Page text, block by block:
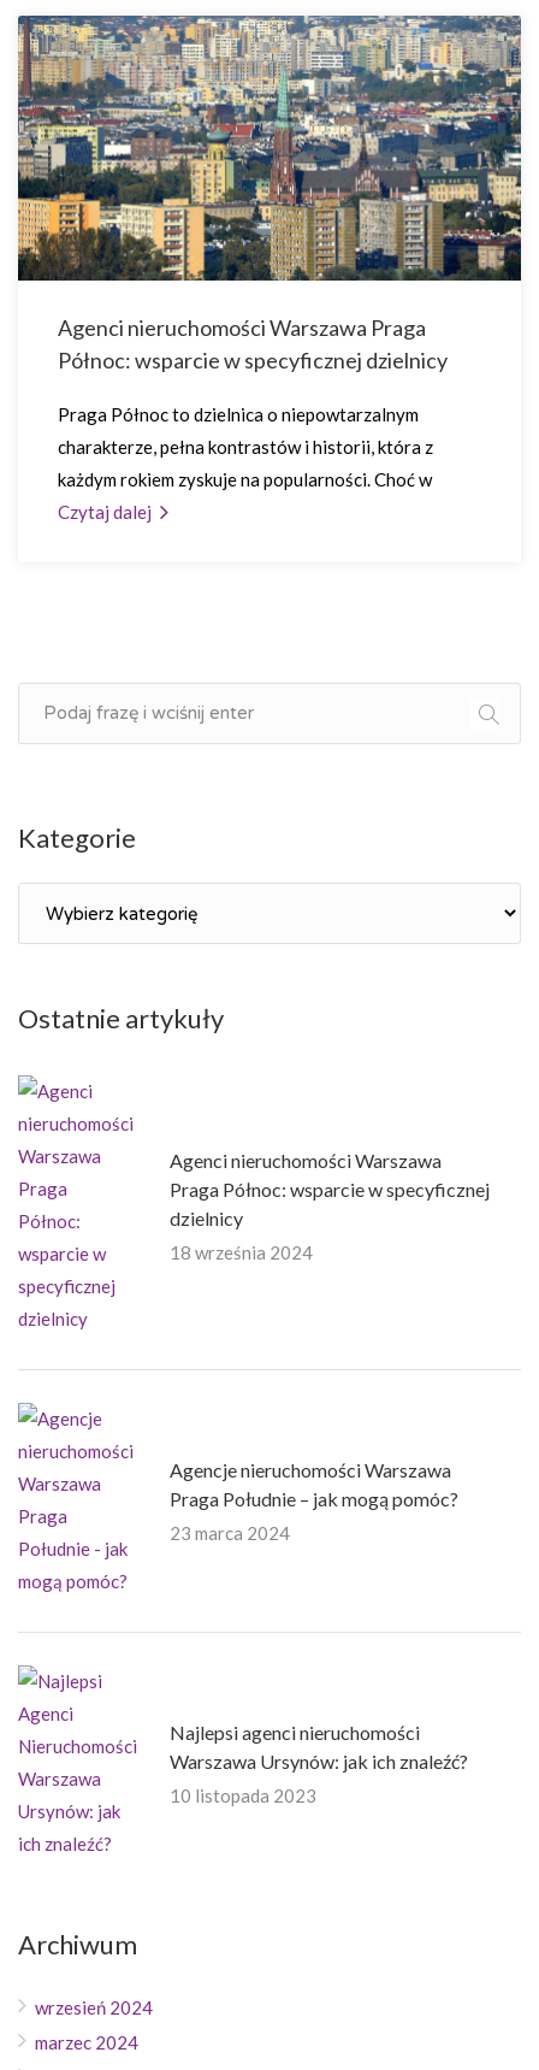
Agenci nieruchomości Warszawa Praga
Północ: wsparcie w specyficznej dzielnicy
Praga Północ to dzielnica o niepowtarzalnym
charakterze, pełna kontrastów i historii, która z
każdym rokiem zyskuje na popularności. Choć w
Czytaj dalej
Kategorie
Ostatnie artykuły
Agenci nieruchomości Warszawa
Praga Północ: wsparcie w specyficznej
dzielnicy
18 września 2024
Agencje nieruchomości Warszawa
Praga Południe – jak mogą pomóc?
23 marca 2024
Najlepsi agenci nieruchomości
Warszawa Ursynów: jak ich znaleźć?
10 listopada 2023
Archiwum
wrzesień 2024
marzec 2024